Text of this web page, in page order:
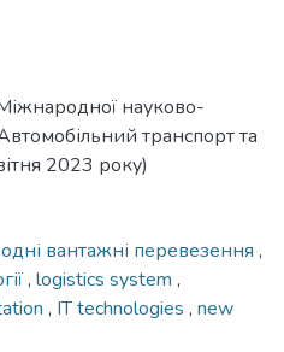
науково-
транспорт та
2023 року)
вантажні перевезення ,
, logistics system ,
, IT technologies , new